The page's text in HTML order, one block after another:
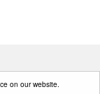
on our website.
mentioned on this site.